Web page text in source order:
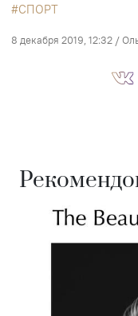
СПОРТ
8 декабря 2019, 12:32 /